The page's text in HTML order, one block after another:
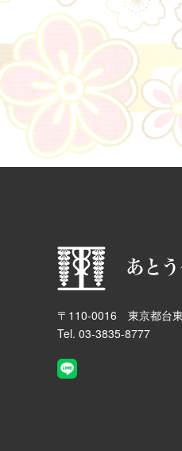
〒110-0016 東京都台
Tel. 03-3835-8777